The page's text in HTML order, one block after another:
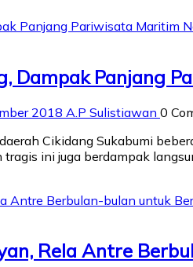
Dampak Panjang
2018 A.P Sulistiawan 0
Cikidang Sukabumi
ini juga berdampak
Rela Antre